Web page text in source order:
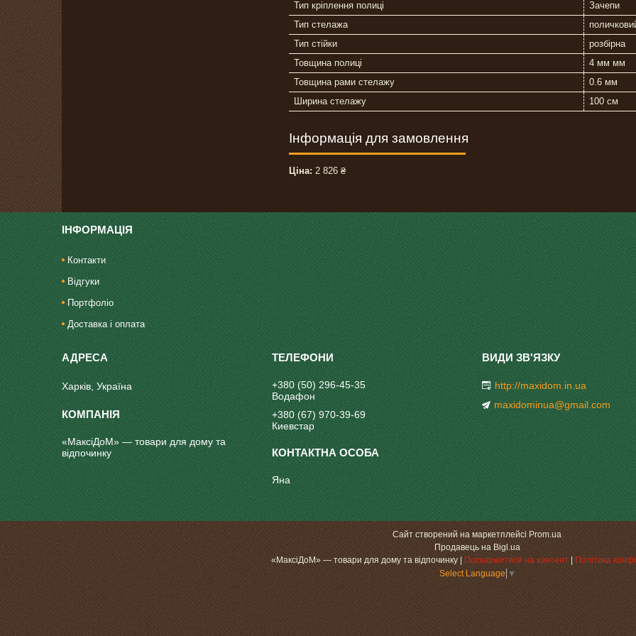
Тип кріплення полиці
Зачепи
Тип стелажа
Тип стійки
розбірна
Товщина полиці
4 мм мм
Товщина рами стелажу
0.6 мм
Ширина стелажу
100 см
Інформація для замовлення
Ціна: 2 826 ₴
ІНФОРМАЦІЯ
Контакти
Відгуки
Портфоліо
Доставка і оплата
Харків, Україна
«МаксіДоМ» — товари для дому та
відпочинку
+380 (50) 296-45-35
Водафон
+380 (67) 970-39-69
Киевстар
Яна
http://maxidom.in.ua
maxidominua@gmail.com
Сайт створений на маркетплейсіProm.ua
Продавець на Bigl.ua
«МаксіДоМ» — товари для дому та відпочинку | Поскаржитися на контент |Політика
Select Language ▼